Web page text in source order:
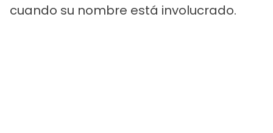
cuando su nombre está involucrado.